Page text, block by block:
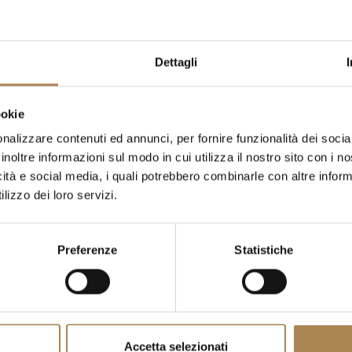
Dettagli
contenuti ed annunci, per fornire funzionalità dei
informazioni sul modo in cui utilizza il nostro sito con i
e social media, i quali potrebbero combinarle con altre
dei loro servizi.
Preferenze Statistiche
Accetta selezionati